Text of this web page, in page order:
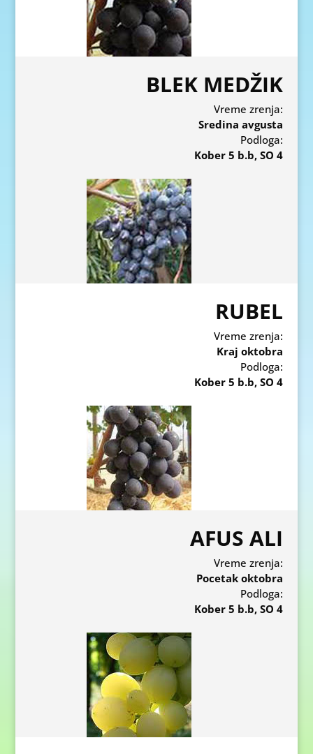
BLEK MEDŽIK
Vreme zrenja:
Sredina avgusta
Podloga:
Kober 5 b.b, SO 4
RUBEL
Vreme zrenja:
Kraj oktobra
Podloga:
Kober 5 b.b, SO 4
AFUS ALI
Vreme zrenja:
Pocetak oktobra
Podloga:
Kober 5 b.b, SO 4